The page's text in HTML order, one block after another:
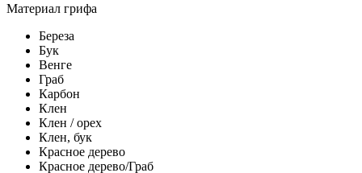
Материал грифа
Береза
Бук
Венге
Граб
Карбон
Клен
Клен / орех
Клен, бук
Красное дерево
Красное дерево/Граб